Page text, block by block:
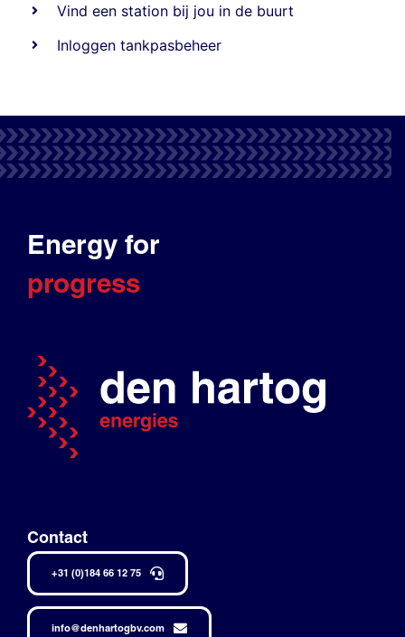
Vind een station bij jou in de buurt
Inloggen tankpasbeheer
Energy for
progress
Contact
+31 (0)184 66 12 75
info@denhartogbv.com